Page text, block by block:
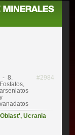
8.
Fosfatos,
arseniatos
y
vanadatos
#2984
,Ucrania